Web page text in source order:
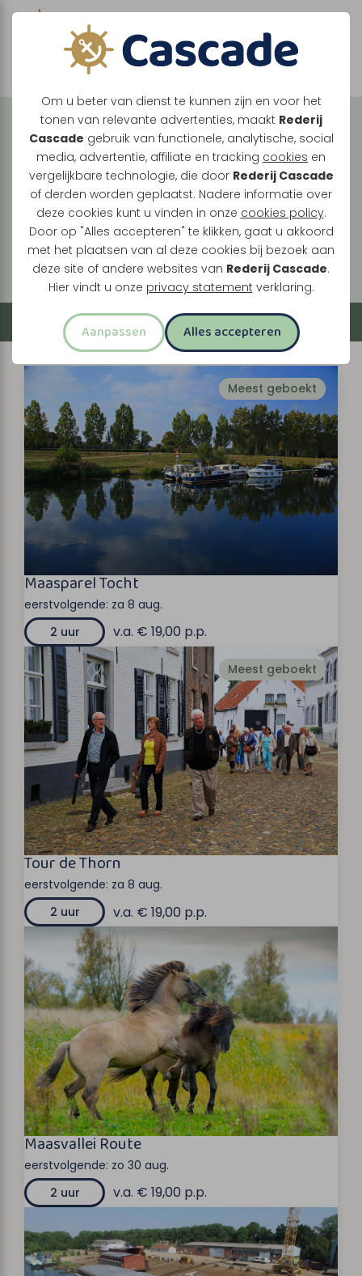
Om u beter van dienst te kunnen zijn en voor het
tonen van relevante advertenties, maakt Rederij
Cascade gebruik van functionele, analytische, social
media, advertentie, affiliate en tracking cookies en
vergelijkbare technologie, die door Rederij Cascade
of derden worden geplaatst. Nadere informatie over
deze cookies kunt u vinden in onze cookies policy.
Door op "Alles accepteren" te klikken, gaat u akkoord
met het plaatsen van al deze cookies bij bezoek aan
deze site of andere websites van Rederij Cascade.
Hier vindt u onze privacy statement verklaring.
Aanpassen Alles accepteren
Boek direct je vaart
Vaar met ons mee over
de Maasplassen
Tussen Maasbracht, Thorn en Roermond ontdek
je een landschap vol historie, natuur en levendige
oevers. Elke vaart brengt je langs verrassende
plekken, van stille plassen tot bruisende
stadskernen.
Filter
Meest geboekt
Maasparel Tocht
eerstvolgende: za 8 aug.
2 uur
v.a. € 19,00 p.p.
Meest geboekt
Tour de Thorn
eerstvolgende: za 8 aug.
2 uur
v.a. € 19,00 p.p.
Maasvallei Route
eerstvolgende: zo 30 aug.
2 uur
v.a. € 19,00 p.p.